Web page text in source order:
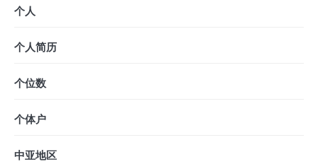
个人
个人简历
个位数
个体户
中亚地区